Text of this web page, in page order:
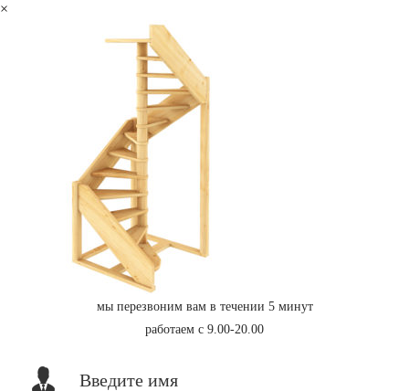
×
мы перезвоним вам в течении 5 минут
работаем с 9.00-20.00
Введите имя